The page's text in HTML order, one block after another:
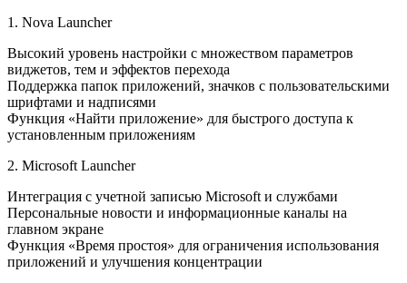
1. Nova Launcher
Высокий уровень настройки с множеством параметров
виджетов, тем и эффектов перехода
Поддержка папок приложений, значков с пользовательскими
шрифтами и надписями
Функция «Найти приложение» для быстрого доступа к
установленным приложениям
2. Microsoft Launcher
Интеграция с учетной записью Microsoft и службами
Персональные новости и информационные каналы на
главном экране
Функция «Время простоя» для ограничения использования
приложений и улучшения концентрации